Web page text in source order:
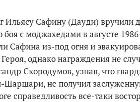
Ильясу Сафину (Дауди) вручили
боя с моджахедами в августе
Сафина из-под огня и
однако награждения не
Скородумов, узнав, что
Шаршари, не получил
справедливость все-таки